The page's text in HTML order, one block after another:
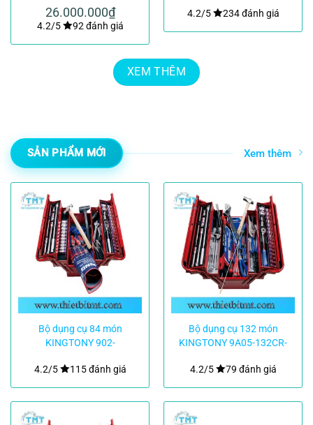
26.000.000₫
4.2/5 92 đánh giá
4.2/5
234 đánh giá
XEM THÊM
SẢN PHẨM MỚI Xem thêm
Bộ dụng cụ 84 món
KINGTONY 902-
4.2/5
115 đánh giá
Bộ dụng cụ 132 món
KINGTONY 9A05-132CR-
4.2/5
79 đánh giá